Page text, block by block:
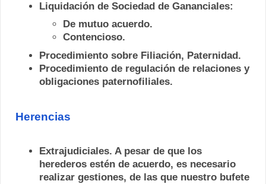
Liquidación de Sociedad de Gananciales:
De mutuo acuerdo.
Contencioso.
Procedimiento sobre Filiación, Paternidad.
Procedimiento de regulación de relaciones y
obligaciones paternofiliales.
Herencias
Extrajudiciales. A pesar de que los
herederos estén de acuerdo, es necesario
realizar gestiones, de las que nuestro bufete